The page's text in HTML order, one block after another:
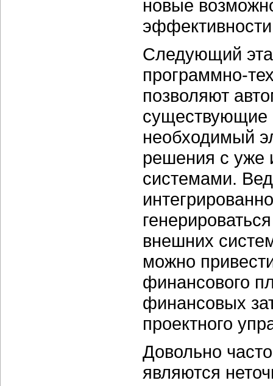
новые
Следующий
программно-
позволяют
существующие
необходимый
решения с
системами.
внешних
можно
финансового
финансовых
проектного
Довольно
являются